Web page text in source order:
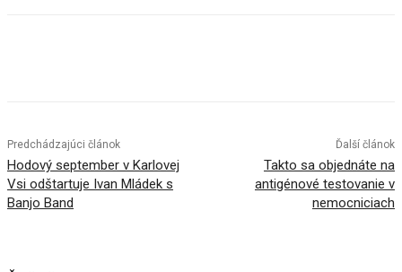
Predchádzajúci článok
Hodový september v Karlovej
Vsi odštartuje Ivan Mládek s
Banjo Band
Ďalší článok
Takto sa objednáte na
antigénové testovanie v
nemocniciach